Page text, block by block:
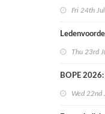
Fri 24th Jul
Thu 23rd
BOPE
Wed 22nd